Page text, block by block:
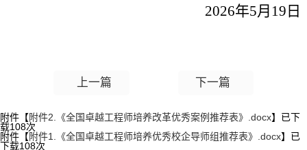
2026年5月 19 日
上一篇 下一篇
附件【附件2.《全国卓越工程师培养改革优秀案例推荐表》.docx】已下
载108次
附件【附件1.《全国卓越工程师培养优秀校企导师组推荐表》.docx】已
下载108次